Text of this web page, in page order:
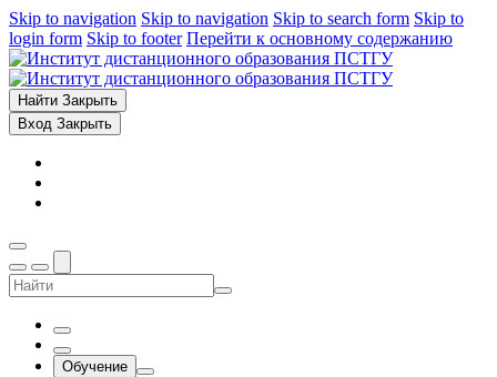
Skip to navigation Skip to navigation Skip to search form Skip to
login form Skip to footer Перейти к основному содержанию
Найти Закрыть
Вход Закрыть
Обучение